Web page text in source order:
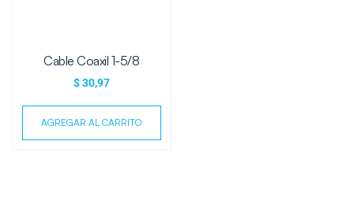
Cable Coaxil 1-5/8
$30,97
AGREGAR AL CARRITO